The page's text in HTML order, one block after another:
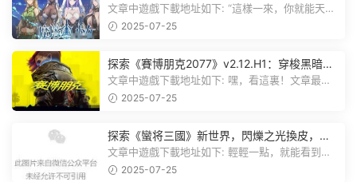
棋，戰鬥與策略的雙重盛宴！
文章中遊戲下載地址如下: “這樣一來，你就能天天
2025-07-25
探索《賽博朋克2077》v2.12.H1：穿梭黑暗都
市，感受未來世界的震撼
文章中遊戲下載地址如下: 嘿，看這裏！文章最後
有個圖片，點一下就能加入我們的...
2025-07-25
探索《蠻将三國》新世界，閃爍之光換皮，共
赴手遊盛宴！
文章中遊戲下載地址如下: 輕輕一點，就能看到原
文。 滑動一下屏幕，就能看到...
2025-07-25